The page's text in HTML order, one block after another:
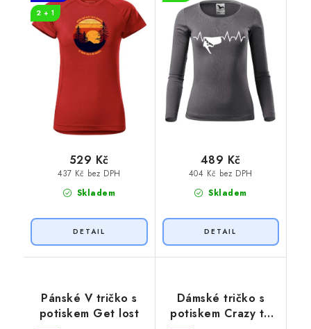
2 + 1
Skladem
437 Kč bez DPH
529 Kč
Skladem
404 Kč bez DPH
489 Kč
Pánské V tričko s
potiskem Get lost
Dámské tričko s
potiskem Crazy to